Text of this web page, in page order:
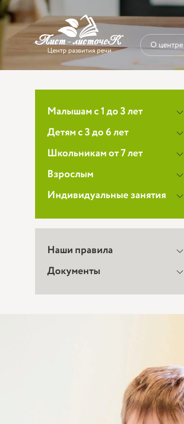
Центр развития речи
О центре
Малышам с 1 до 3 лет
Детям с 3 до 6 лет
Школьникам от 7 лет
Взрослым
Индивидуальные занятия
Наши правила
Документы